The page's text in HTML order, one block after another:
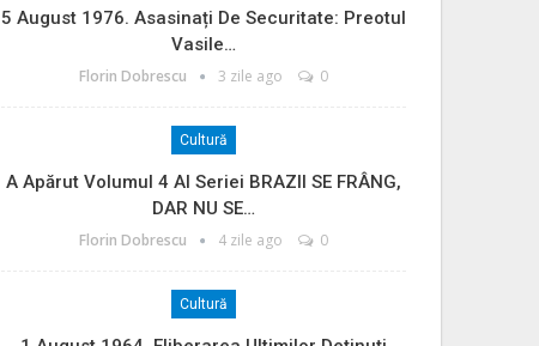
5 August 1976. Asasinați De Securitate: Preotul
Vasile…
Florin Dobrescu 3 zile ago 0
Cultură
A Apărut Volumul 4 Al Seriei BRAZII SE FRÂNG,
DAR NU SE…
Florin Dobrescu 4 zile ago 0
Cultură